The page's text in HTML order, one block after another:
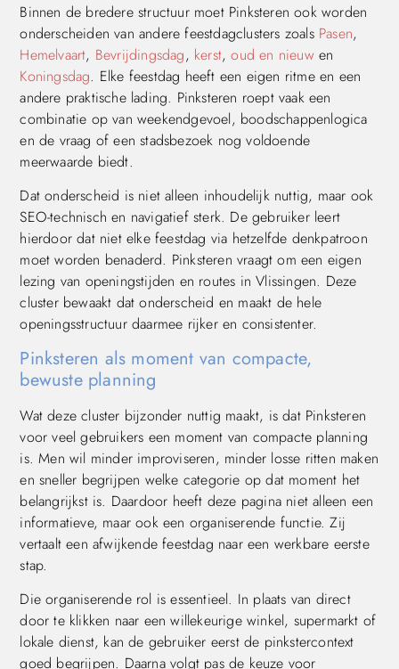
Binnen de bredere structuur moet Pinksteren ook worden
onderscheiden van andere feestdagclusters zoals Pasen,
Hemelvaart, Bevrijdingsdag, kerst,oud en nieuw en
Koningsdag. Elke feestdag heeft een eigen ritme en een
andere praktische lading. Pinksteren roept vaak een
combinatie op van weekendgevoel, boodschappenlogica
en de vraag of een stadsbezoek nog voldoende
meerwaarde biedt.
Dat onderscheid is niet alleen inhoudelijk nuttig, maar ook
SEO-technisch en navigatief sterk. De gebruiker leert
hierdoor dat niet elke feestdag via hetzelfde denkpatroon
moet worden benaderd. Pinksteren vraagt om een eigen
lezing van openingstijden en routes in Vlissingen. Deze
cluster bewaakt dat onderscheid en maakt de hele
openingsstructuur daarmee rijker en consistenter.
Pinksteren als moment van compacte,
bewuste planning
Wat deze cluster bijzonder nuttig maakt, is dat Pinksteren
voor veel gebruikers een moment van compacte planning
is. Men wil minder improviseren, minder losse ritten maken
en sneller begrijpen welke categorie op dat moment het
belangrijkst is. Daardoor heeft deze pagina niet alleen een
informatieve, maar ook een organiserende functie. Zij
vertaalt een afwijkende feestdag naar een werkbare eerste
stap.
Die organiserende rol is essentieel. In plaats van direct
door te klikken naar een willekeurige winkel, supermarkt of
lokale dienst, kan de gebruiker eerst de pinkstercontext
goed begrijpen. Daarna volgt pas de keuze voor